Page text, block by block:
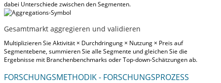
dabei Unterschiede zwischen den Segmenten.
Gesamtmarkt aggregieren und validieren
Multiplizieren Sie Aktivität × Durchdringung × Nutzung × Preis auf
Segmentebene, summieren Sie alle Segmente und gleichen Sie die
Ergebnisse mit Branchenbenchmarks oder Top-down-Schätzungen ab.
FORSCHUNGSMETHODIK - FORSCHUNGSPROZESS